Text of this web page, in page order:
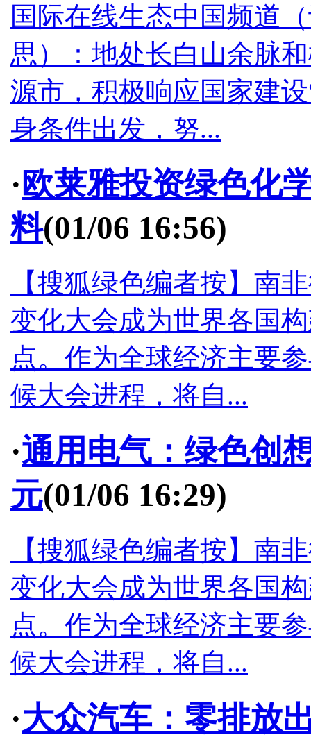
国际在线生态中国频道
思）：地处长白山余脉
源市，积极响应国家建
身条件出发，努...
· 欧莱雅投资绿色化
料(01/06 16:56)
【搜狐绿色编者按】南
变化大会成为世界各国
点。作为全球经济主要
候大会进程，将自...
·通用电气：绿色创
元(01/06 16:29)
【搜狐绿色编者按】南
变化大会成为世界各国
点。作为全球经济主要
候大会进程，将自...
·大众汽车：零排放